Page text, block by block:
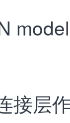
接层